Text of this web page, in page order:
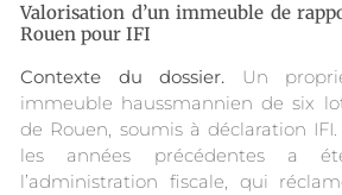
Valorisation d’un immeuble de
Rouen pour IFI
Contexte du dossier. Un
immeuble haussmannien de six
de Rouen, soumis à déclaration
les années précédentes a
l’administration fiscale, qui